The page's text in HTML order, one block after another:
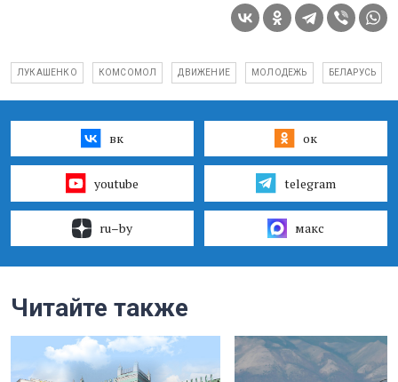
ЛУКАШЕНКО КОМСОМОЛ ДВИЖЕНИЕ МОЛОДЕЖЬ БЕЛАРУСЬ
вк ок
youtube telegram
ru–by макс
Читайте также